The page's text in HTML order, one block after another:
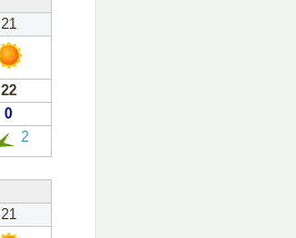
21
22
0
2
21